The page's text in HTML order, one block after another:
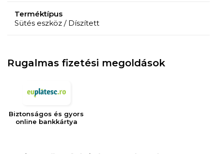
Terméktípus
Sütés eszköz / Díszített
Rugalmas fizetési megoldások
Biztonságos és gyors
online bankkártya